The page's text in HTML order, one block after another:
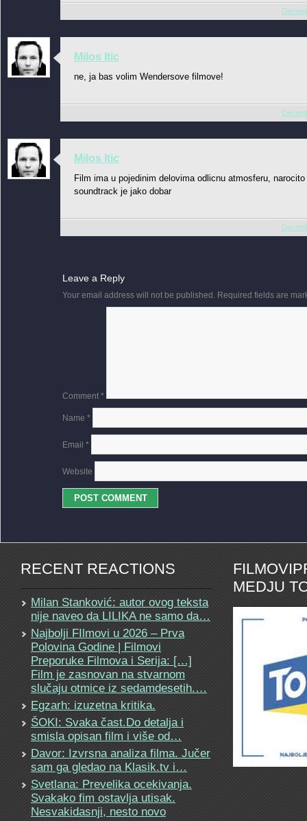
Milos Itic
ne, ja bas volim Wendersove filmove!
Milos Itic
Film ima u pojedinim delovima odlicnu atmosferu,
soundtrack je jako dobar
Leave a Reply
Your email address will not be published. Required fields are
Comment *
Name *
Email *
Website
RECENT REACTIONS
Milan Stanković: autor ovog teksta
nije naveo da LILIKA ne samo da…
Najbolji FIlmovi u 2026 – Prva
Polovina Godine | Filmovi
Preporuke Filmova i Serija: […]
Film je zasnovan na stvarnom
slučaju otmice iz sedamdesetih.…
Egzarh: izuzetna kritika.
ŠOKI: Svaka čast.Do detalja i
smisla opisan film i više od…
Davor: Izvrsna analiza filma. Jučer
sam ga gledao na Klasik.tv i…
Svetlana: Prevelika ocekivanja.
Svakako fim ostavlja utisak.
Nesvakidasnji, nesto novo
MEDJU